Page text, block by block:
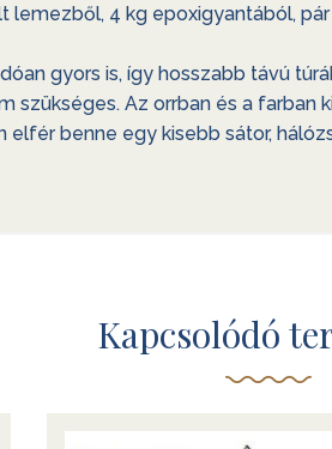
lemezből, 4 kg epoxigyantából,
gyors is, így hosszabb távú
szükséges. Az orrban és a
elfér benne egy kisebb sátor,
Kapcsolódó